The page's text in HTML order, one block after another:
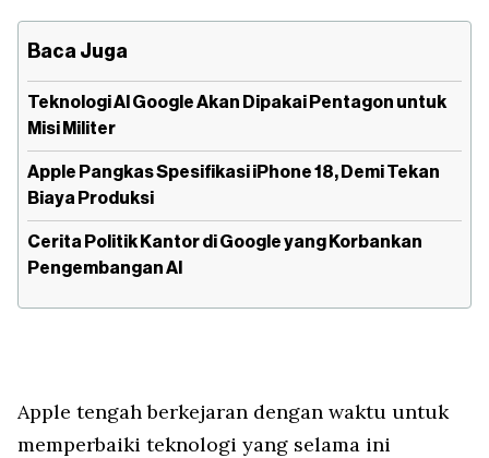
Baca Juga
Teknologi AI Google Akan Dipakai Pentagon untuk
Misi Militer
Apple Pangkas Spesifikasi iPhone 18, Demi Tekan
Biaya Produksi
Cerita Politik Kantor di Google yang Korbankan
Pengembangan AI
Apple tengah berkejaran dengan waktu untuk
memperbaiki teknologi yang selama ini